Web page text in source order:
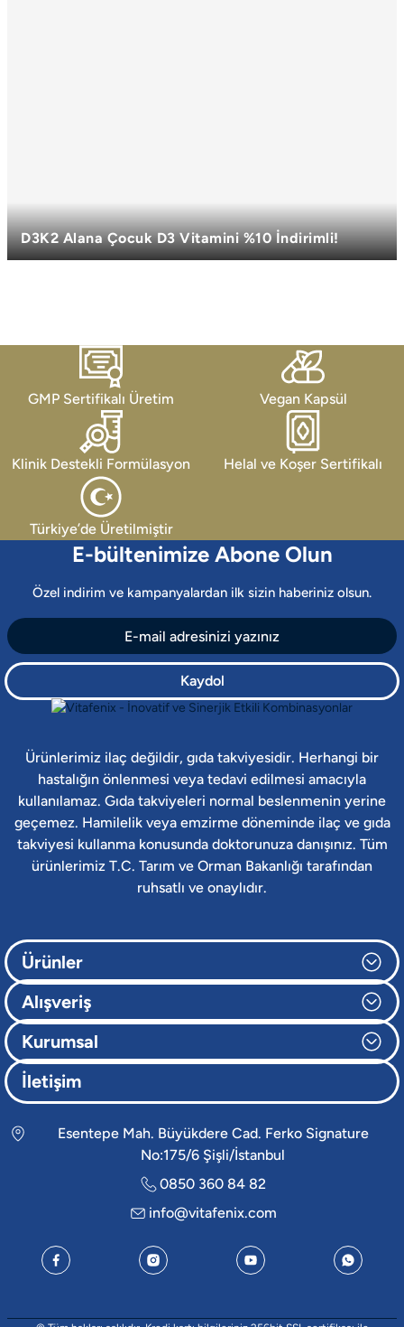
D3K2 Alana Çocuk D3 Vitamini %10 İndirimli!
Biri sana, biri çocuğuna!
GMP Sertifikalı Üretim Vegan Kapsül
Klinik Destekli Formülasyon Helal ve Koşer Sertifikalı
Türkiye’de Üretilmiştir
E-bültenimize Abone Olun
Özel indirim ve kampanyalardan ilk sizin haberiniz olsun.
Kaydol
Ürünlerimiz ilaç değildir, gıda takviyesidir. Herhangi bir
hastalığın önlenmesi veya tedavi edilmesi amacıyla
kullanılamaz. Gıda takviyeleri normal beslenmenin yerine
geçemez. Hamilelik veya emzirme döneminde ilaç ve gıda
takviyesi kullanma konusunda doktorunuza danışınız. Tüm
ürünlerimiz T.C. Tarım ve Orman Bakanlığı tarafından
ruhsatlı ve onaylıdır.
Ürünler
Alışveriş
Kurumsal
İletişim
Esentepe Mah. Büyükdere Cad. Ferko Signature
No:175/6 Şişli/İstanbul
0850 360 84 82
info@vitafenix.com